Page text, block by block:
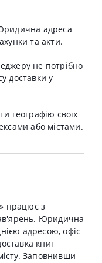
адреса
та акти.
не потрібно
доставки у
географію своїх
або містами.
працює з
Юридична
адресою, офіс
книг
Заповнивши